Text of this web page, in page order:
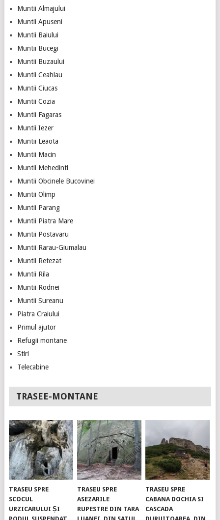
Muntii Almajului
Muntii Apuseni
Muntii Baiului
Muntii Bucegi
Muntii Buzaului
Muntii Ceahlau
Muntii Ciucas
Muntii Cozia
Muntii Fagaras
Muntii Iezer
Muntii Leaota
Muntii Macin
Muntii Mehedinti
Muntii Obcinele Bucovinei
Muntii Olimp
Muntii Parang
Muntii Piatra Mare
Muntii Postavaru
Muntii Rarau-Giumalau
Muntii Retezat
Muntii Rila
Muntii Rodnei
Muntii Sureanu
Piatra Craiului
Primul ajutor
Refugii montane
Stiri
Telecabine
TRASEE-MONTANE
TRASEU SPRE
SCOCUL
URZICARULUI ȘI
TRASEU SPRE
ASEZARILE
RUPESTRE DIN TARA
TRASEU SPRE
CABANA DOCHIA SI
CASCADA